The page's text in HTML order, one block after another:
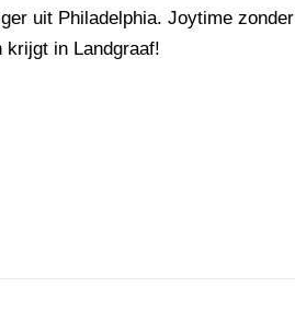
uit Philadelphia. Joytime zonder
krijgt in Landgraaf!